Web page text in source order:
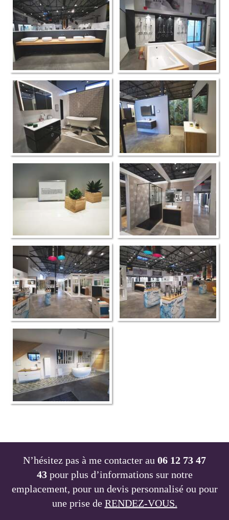
N’hésitez pas à me contacter au 06 12 73 47
43pour plus d’informations sur notre
emplacement, pour un devis personnalisé ou pour
une prise de RENDEZ-VOUS.